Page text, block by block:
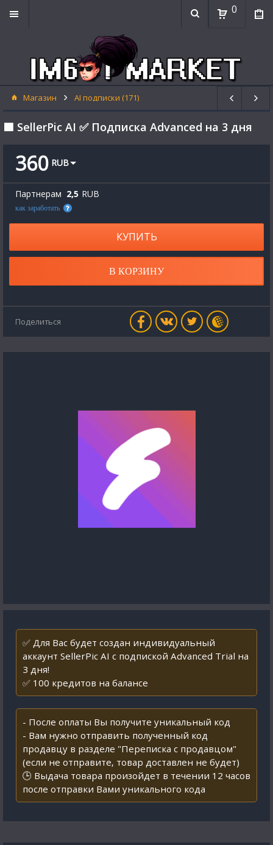
0
Магазин AI подписки (171)
🟪 SellerPic AI ✅ Подписка Advanced на 3 дня
360 RUB
Партнерам 2,5 RUB
как заработать
КУПИТЬ
В КОРЗИНУ
Поделиться
✅ Для Вас будет создан индивидуальный
аккаунт SellerPic AI с подпиской Advanced Trial на
3 дня!
✅ 100 кредитов на балансе
- После оплаты Вы получите уникальный код
- Вам нужно отправить полученный код
продавцу в разделе "Переписка с продавцом"
(если не отправите, товар доставлен не будет)
🕒 Выдача товара произойдет в течении 12 часов
после отправки Вами уникального кода